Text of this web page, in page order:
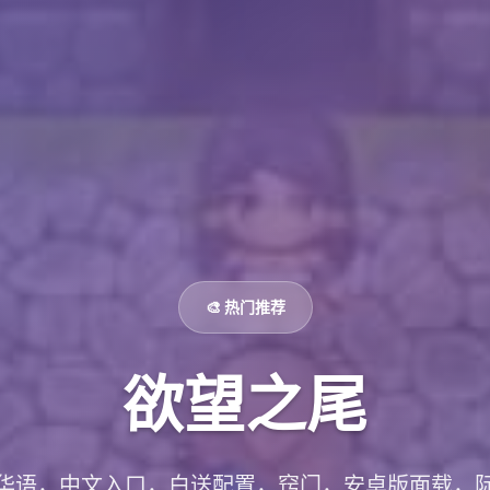
🎨 热门推荐
欲望之尾